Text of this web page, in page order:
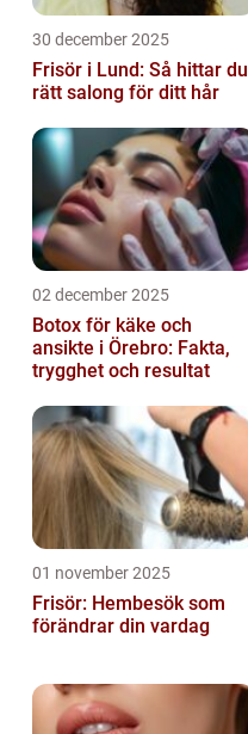
30 december 2025
Frisör i Lund: Så hittar du
rätt salong för ditt hår
02 december 2025
Botox för käke och
ansikte i Örebro: Fakta,
trygghet och resultat
01 november 2025
Frisör: Hembesök som
förändrar din vardag